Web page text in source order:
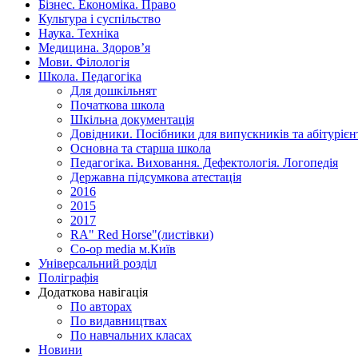
Бізнес. Економіка. Право
Культура і суспільство
Наука. Техніка
Медицина. Здоров’я
Мови. Філологія
Школа. Педагогіка
Для дошкільнят
Початкова школа
Шкільна документація
Довідники. Посібники для випускників та
Основна та старша школа
Педагогіка. Виховання. Дефектологія. Логопедія
Державна підсумкова атестація
2016
2015
2017
RA" Red Horse"(листівки)
Co-op media м.Київ
Універсальний розділ
Поліграфія
Додаткова навігація
По авторах
По видавництвах
По навчальних класах
Новини